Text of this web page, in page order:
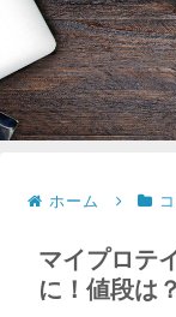
ホーム
マイプロテ
に！値段は